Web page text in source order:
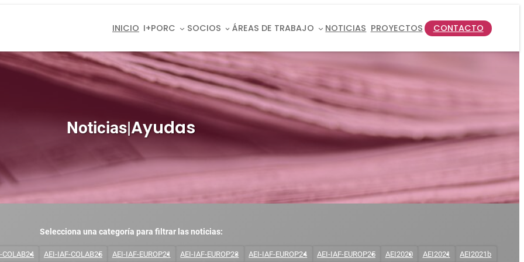
INICIO I+PORC SOCIOS ÁREAS DE TRABAJO NOTICIAS PROYECTOS CONTACTO
Noticias|Ayudas
Selecciona una categoría para filtrar las noticias:
COLAB24 AEI-IAF-COLAB25 AEI-IAF-EUROP21 AEI-IAF-EUROP23 AEI-IAF-EUROP24 AEI-IAF-EUROP25 AEI2020 AEI2021
AEI2021b